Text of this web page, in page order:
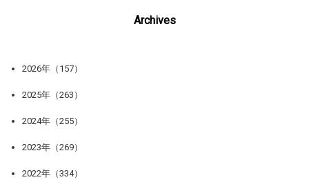
Archives
2026年（157）
2025年（263）
2024年（255）
2023年（269）
2022年（334）